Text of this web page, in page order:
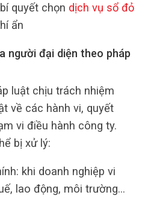
quyết chọn dịch vụ sổ đỏ
ẩn
người đại diện theo pháp
luật chịu trách nhiệm
về các hành vi, quyết
vi điều hành công ty.
bị xử lý:
khi doanh nghiệp vi
lao động, môi trường…